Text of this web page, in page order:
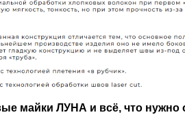
майки ЛУНА и всё, что нужно